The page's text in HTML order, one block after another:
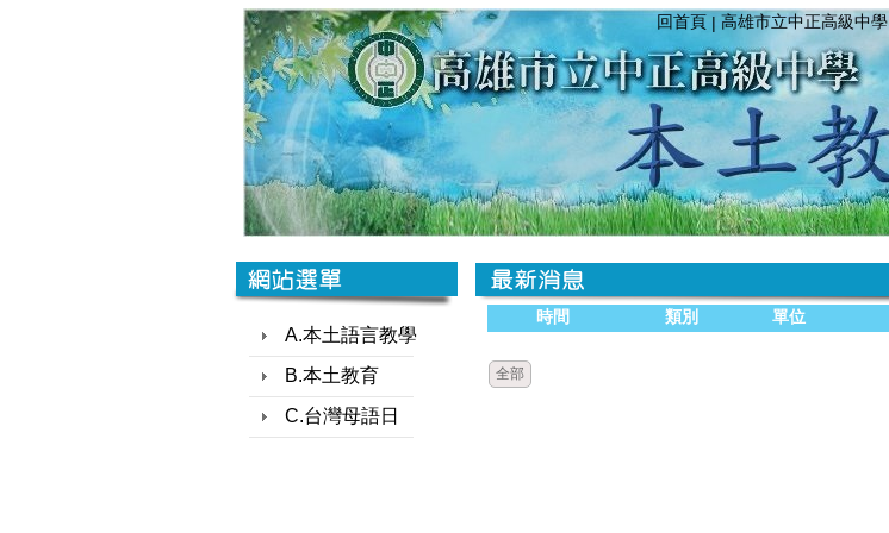
回首頁 | 高雄市立中正高級中學
A.本土語言教學
B.本土教育
C.台灣母語日
時間 類別 單位
全部